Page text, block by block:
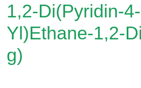
1,2-Di(Pyridin-4-
Yl)Ethane-1,2-
g)